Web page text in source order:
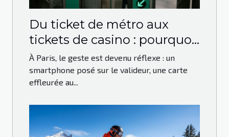
Du ticket de métro aux
tickets de casino : pourquoi
le paiement sans contact
s’impose à Paris
À Paris, le geste est devenu réflexe : un
smartphone posé sur le valideur, une carte
effleurée au...